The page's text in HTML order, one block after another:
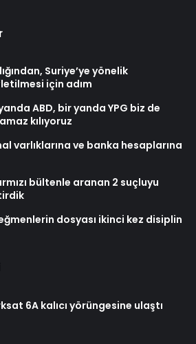
Suriye’ye yönelik
için adım
ABD, bir yanda YPG biz de
kılıyoruz
varlıklarına ve banka hesaplarına
bültenle aranan 2 suçluyu
dosyası ikinci kez disiplin
6A kalıcı yörüngesine ulaştı